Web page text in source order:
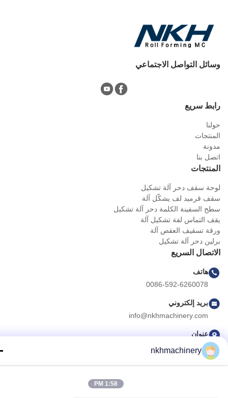
التواصل الاجتماعي
سريع
بنا
سقف دحر آلة تشكيل
قرميد لف يشكّل آلة
السفينة الكلمة دحر آلة تشكيل
التماس لفة تشكيل آلة
تسقيف العقص آلة
دحر آلة تشكيل
السريع
هاتف
0086-592-6260078
بريد إلكتروني
info@nkhmachinery.com
عنوان
رقم 503-3، شارع هانغتيان، غوانكو، جيمي، شيامين، الصين
|خريطة الموقع
nkhmachinery
1:58 PM